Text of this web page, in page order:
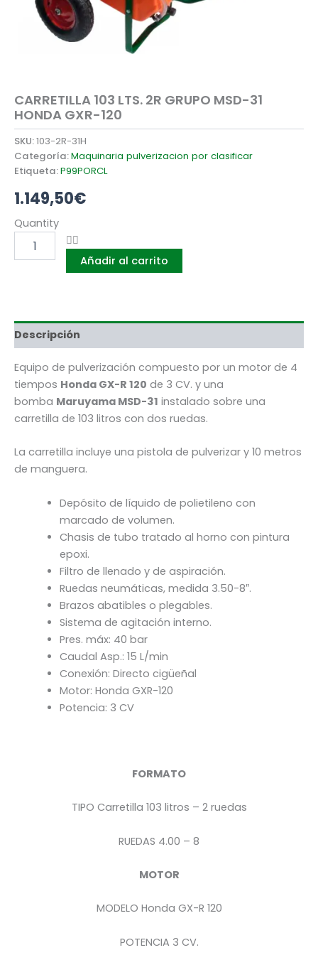
CARRETILLA 103 LTS. 2R GRUPO MSD-31
HONDA GXR-120
SKU:103-2R-31H
Categoría:Maquinaria pulverizacion por clasificar
Etiqueta:P99PORCL
1.149,50€
Quantity
CARRETILLA
103
2R
HONDA
GXR-
120
cantidad
Añadir al carrito
Descripción
Equipo de pulverización compuesto por un motor de 4
tiempos Honda GX-R 120 de 3 CV. y una
bomba Maruyama MSD-31 instalado sobre una
carretilla de 103 litros con dos ruedas.
La carretilla incluye una pistola de pulverizar y 10 metros
de manguera.
Depósito de líquido de polietileno con
marcado de volumen.
Chasis de tubo tratado al horno con pintura
epoxi.
Filtro de llenado y de aspiración.
Ruedas neumáticas, medida 3.50-8″.
Brazos abatibles o plegables.
Sistema de agitación interno.
Pres. máx: 40 bar
Caudal Asp.: 15 L/min
Conexión: Directo cigüeñal
Motor: Honda GXR-120
Potencia: 3 CV
FORMATO
TIPO Carretilla 103 litros – 2 ruedas
RUEDAS 4.00 – 8
MOTOR
MODELO Honda GX-R 120
POTENCIA 3 CV.